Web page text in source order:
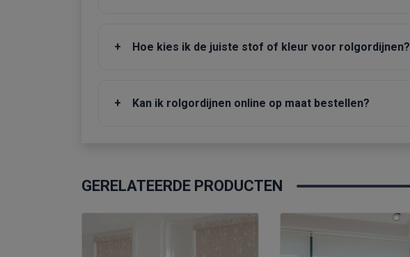
+ Hoe kies ik de juiste stof of kleur voor rolgordijnen?
+ Kan ik rolgordijnen online op maat bestellen?
GERELATEERDE PRODUCTEN